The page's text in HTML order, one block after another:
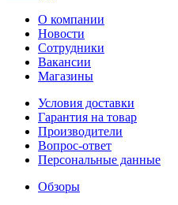
О компании
Новости
Сотрудники
Вакансии
Магазины
Условия доставки
Гарантия на товар
Производители
Вопрос-ответ
Персональные данные
Обзоры